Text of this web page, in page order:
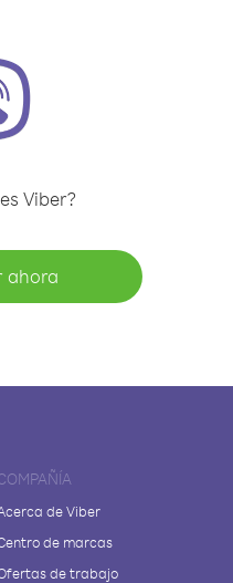
Viber?
ahora
de Viber
de marcas
de trabajo